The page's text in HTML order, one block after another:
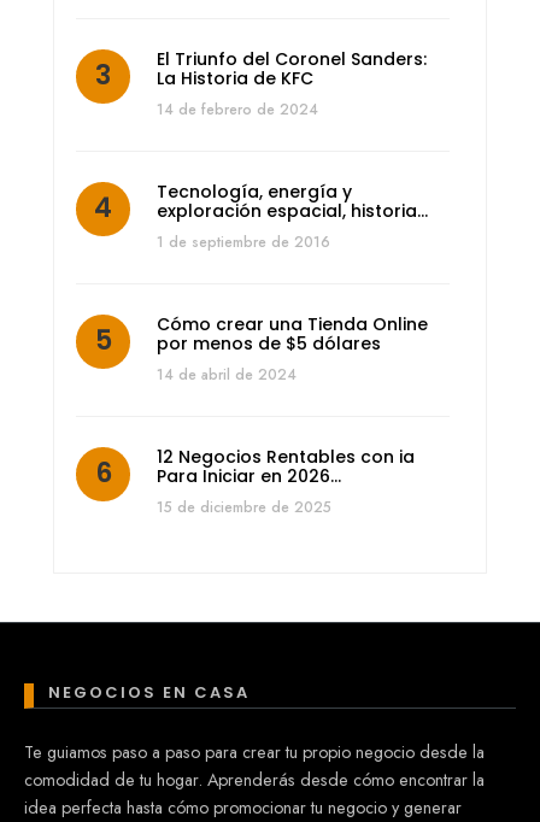
El Triunfo del Coronel Sanders:
La Historia de KFC
14 de febrero de 2024
Tecnología, energía y
exploración espacial, historia…
1 de septiembre de 2016
Cómo crear una Tienda Online
por menos de $5 dólares
14 de abril de 2024
12 Negocios Rentables con ia
Para Iniciar en 2026…
15 de diciembre de 2025
NEGOCIOS EN CASA
Te guiamos paso a paso para crear tu propio negocio desde la
comodidad de tu hogar. Aprenderás desde cómo encontrar la
idea perfecta hasta cómo promocionar tu negocio y generar